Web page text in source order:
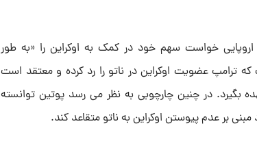
خواست سهم خود در کمک به اوکراین را «به طور
ترامپ عضویت اوکراین در ناتو را رد کرده و معتقد است
بگیرد. در چنین چارچوبی به نظر می رسد پوتین توانسته
بر عدم پیوستن اوکراین به ناتو متقاعد کند.